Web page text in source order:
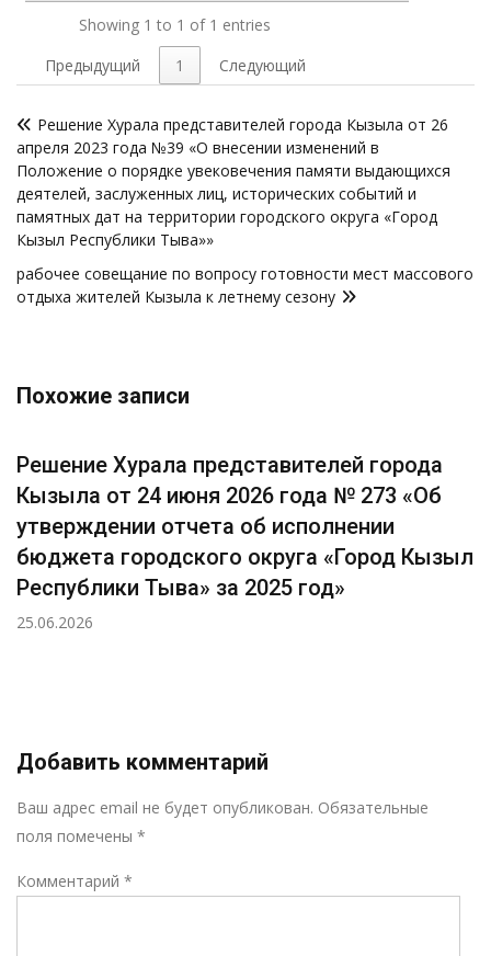
Showing 1 to 1 of 1 entries
Предыдущий
1 Следующий
по
записям
Решение Хурала представителей города Кызыла от 26
апреля 2023 года №39 «О внесении изменений в
Положение о порядке увековечения памяти выдающихся
деятелей, заслуженных лиц, исторических событий и
памятных дат на территории городского округа «Город
Кызыл Республики Тыва»»
рабочее совещание по вопросу готовности мест массового
отдыха жителей Кызыла к летнему сезону
Похожие записи
Решение Хурала представителей города
Кызыла от 24 июня 2026 года № 273 «Об
утверждении отчета об исполнении
бюджета городского округа «Город Кызыл
Республики Тыва» за 2025 год»
25.06.2026
Добавить комментарий
Ваш адрес email не будет опубликован. Обязательные
поля помечены *
Комментарий *